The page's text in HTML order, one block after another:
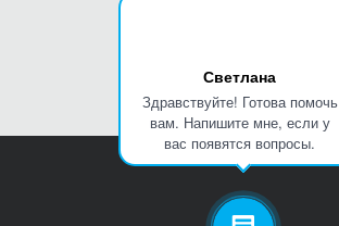
Светлана
Здравствуйте! Готова помочь
вам. Напишите мне, если у
вас появятся вопросы.